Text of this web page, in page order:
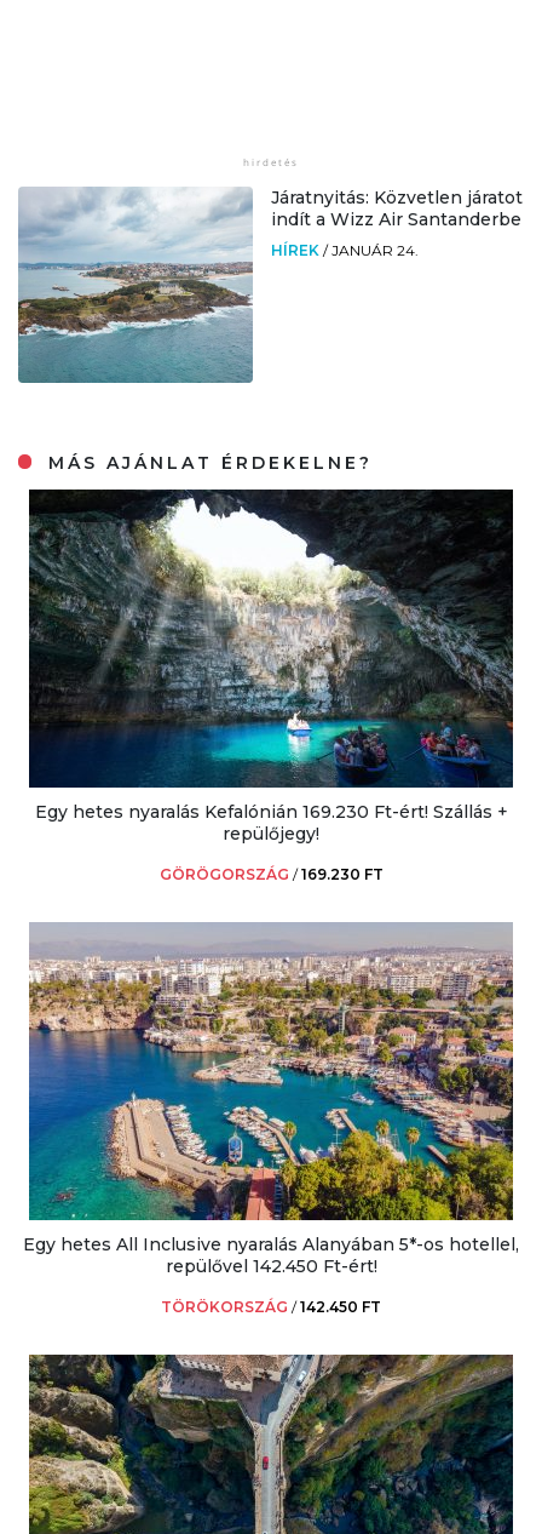
Járatnyitás: Közvetlen járatot
indít a Wizz Air Santanderbe
HÍREK /JANUÁR 24.
MÁS AJÁNLAT ÉRDEKELNE?
Egy hetes nyaralás Kefalónián 169.230 Ft-ért! Szállás +
repülőjegy!
GÖRÖGORSZÁG /169.230 FT
Egy hetes All Inclusive nyaralás Alanyában 5*-os hotellel,
repülővel 142.450 Ft-ért!
TÖRÖKORSZÁG /142.450 FT